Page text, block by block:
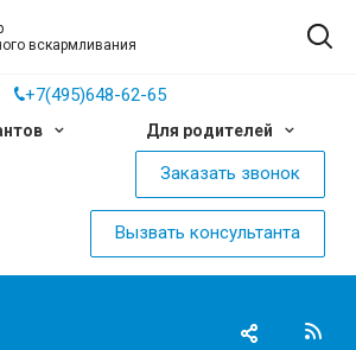
вскармливания
+7(495)648-62-65
Для родителей
Заказать звонок
Вызвать консультанта